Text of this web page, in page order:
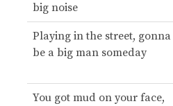
big noise
Playing in the street, gonna
be a big man someday
You got mud on your face,